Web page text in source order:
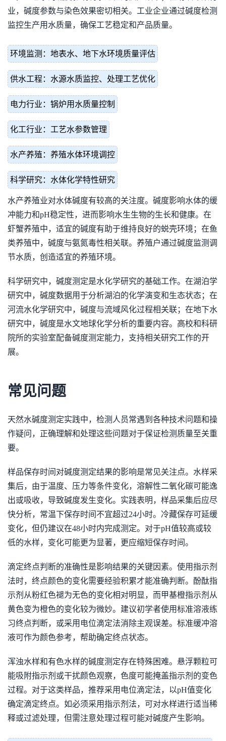
业，碱度参数与染色效果密切相关。工业企业通过碱度检测
监控生产用水质量，确保工艺稳定和产品质量。
环境监测：地表水、地下水环境质量评估
供水工程：水源水质监控、处理工艺优化
电力行业：锅炉用水质量控制
化工行业：工艺水参数管理
水产养殖：养殖水体环境调控
科学研究：水体化学特性研究
水产养殖业对水体碱度有较高的关注度。碱度影响水体的缓
冲能力和pH稳定性，进而影响水生生物的生长和健康。在
虾蟹养殖中，适宜的碱度有助于维持良好的蜕壳环境；在鱼
类养殖中，碱度与氨氮毒性相关联。养殖户通过碱度监测调
节水质，创造适宜的养殖环境。
科学研究中，碱度测定是水化学研究的基础工作。在湖泊学
研究中，碱度数据用于分析湖泊的化学演变和生态状态；在
河流水化学研究中，碱度与流域风化过程相关联；在地下水
研究中，碱度是水文地球化学分析的重要内容。高校和科研
院所的实验室配备碱度测定能力，支持相关研究工作的开
展。
常见问题
天然水碱度测定实践中，检测人员常遇到各种技术问题和操
作疑问，正确理解和处理这些问题对于保证检测质量至关重
要。
样品保存时间对碱度测定结果的影响是常见关注点。水样采
集后，由于温度、压力等条件变化，溶解性二氧化碳可能逸
出或吸收，导致碱度发生变化。实践表明，样品采集后应尽
快分析，常温下保存时间不宜超过24小时。冷藏保存可延缓
变化，但仍建议在48小时内完成测定。对于pH值较高或较
低的水样，变化可能更为显著，更应缩短保存时间。
滴定终点判断的准确性是影响结果的关键因素。使用指示剂
法时，终点颜色的变化需要经验积累才能准确判断。酚酞指
示剂从粉红色褪为无色的变化相对明显，而甲基橙指示剂从
黄色变为橙色的变化较为微妙。建议初学者使用标准溶液练
习终点判断，或采用电位滴定法消除主观误差。标准缓冲溶
液可作为颜色参考，帮助确定终点状态。
浑浊水样和有色水样的碱度测定存在特殊困难。悬浮颗粒可
能吸附指示剂或干扰颜色观察，色度可能掩盖指示剂的变色
过程。对于这类样品，推荐采用电位滴定法，以pH值变化
确定滴定终点。如必须采用指示剂法，可对水样进行适当稀
释或过滤处理，但需注意处理过程可能对碱度产生影响。